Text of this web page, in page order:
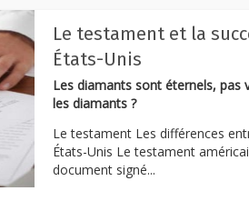
Le testament et la
États-Unis
Les diamants sont éternels, pas
les diamants ?
Le testament Les différences
États-Unis Le testament
document signé...